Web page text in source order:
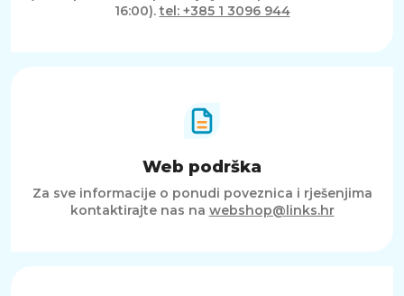
multimediju, a zahvaljujući short throw
16:00).tel: +385 1 3096 944
Web podrška
Za sve informacije o ponudi poveznica i rješenjima
kontaktirajte nas na webshop@links.hr